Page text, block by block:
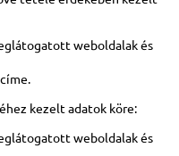
weboldalak és
kezelt adatok köre:
weboldalak és